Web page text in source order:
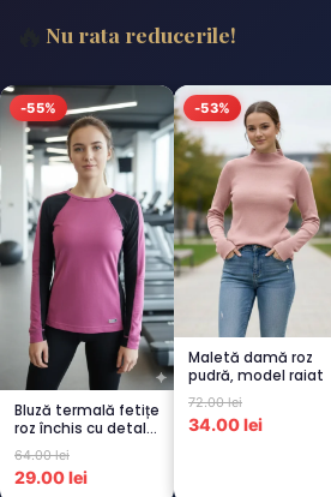
Nu rata reducerile!
-55%
Bluză termală fetițe
roz închis cu detalii
negre, cu pu...
64.00 lei
29.00 lei
-53%
Maletă damă roz
pudră, model raiat
72.00 lei
34.00 lei